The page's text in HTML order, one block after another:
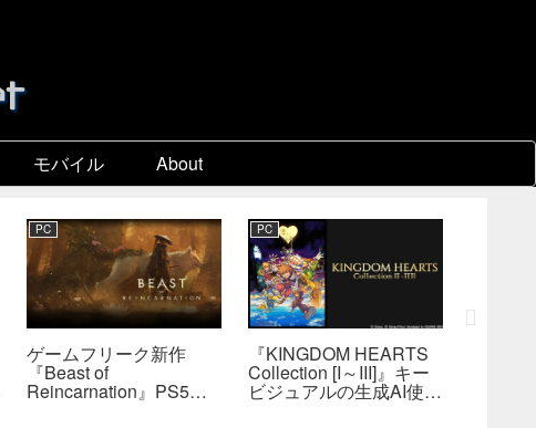
モバイル About
PC
ゲームフリーク新作
『Beast of
Reincarnation』PS5版
PC
『KINGDOM HEARTS
Collection [I～III]』キー
ビジュアルの生成AI使用